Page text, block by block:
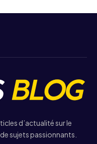
d’actualité sur le
sujets passionnants.